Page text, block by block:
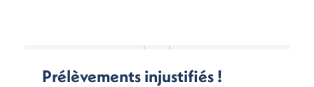
Prélèvements injustifiés !